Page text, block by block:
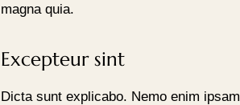
magna quia.
Excepteur sint
Dicta sunt explicabo. Nemo enim ipsam